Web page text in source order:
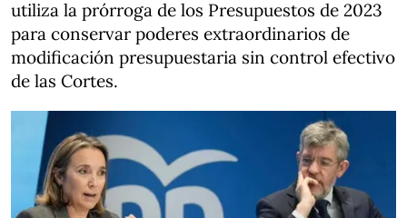
utiliza la prórroga de los Presupuestos de 2023
para conservar poderes extraordinarios de
modificación presupuestaria sin control efectivo
de las Cortes.